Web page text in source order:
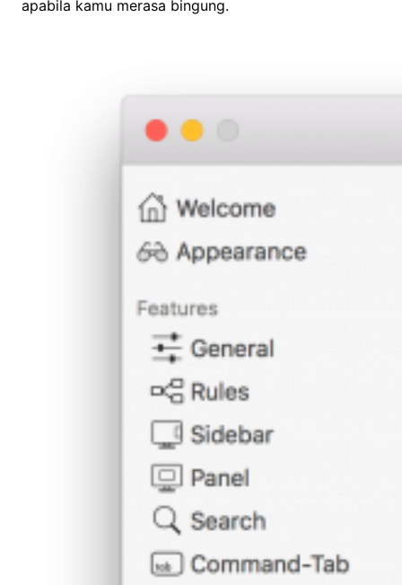
apabila kamu merasa bingung.